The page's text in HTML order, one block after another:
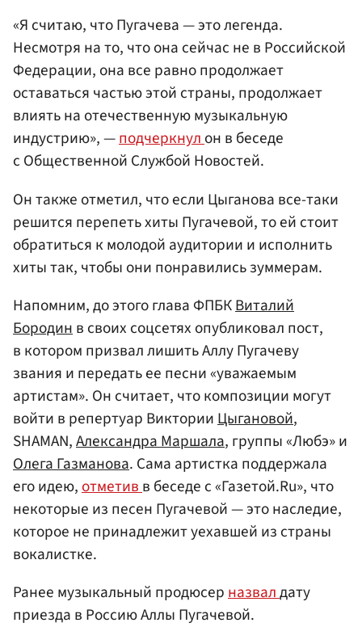
«Я считаю, что Пугачева — это легенда.
Несмотря на то, что она сейчас не в Российской
Федерации, она все равно продолжает
оставаться частью этой страны, продолжает
влиять на отечественную музыкальную
индустрию», —подчеркнулон в беседе
с Общественной Службой Новостей.
Он также отметил, что если Цыганова все-таки
решится перепеть хиты Пугачевой, то ей стоит
обратиться к молодой аудитории и исполнить
хиты так, чтобы они понравились зуммерам.
Напомним, до этого глава ФПБКВиталий
Бородинв своих соцсетях опубликовал пост,
в котором призвал лишить Аллу Пугачеву
звания и передать ее песни «уважаемым
артистам». Он считает, что композиции могут
войти в репертуар ВикторииЦыгановой,
SHAMAN,Александра Маршала, группы «Любэ» и
Олега Газманова. Сама артистка поддержала
его идею,отметивв беседе с «Газетой.Ru», что
некоторые из песен Пугачевой — это наследие,
которое не принадлежит уехавшей из страны
вокалистке.
Ранее музыкальный продюсерназвалдату
приезда в Россию Аллы Пугачевой.